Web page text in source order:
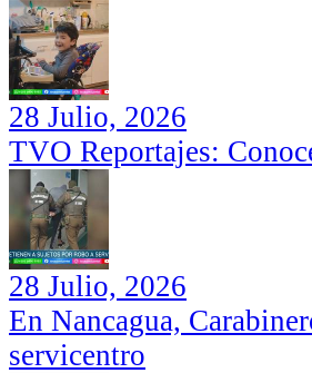
28 Julio, 2026
TVO Reportajes:
28 Julio, 2026
En Nancagua,
servicentro